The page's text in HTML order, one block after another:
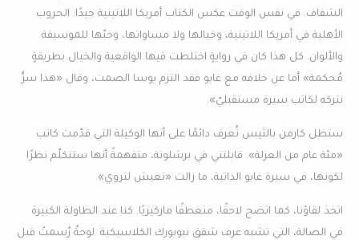
الشفاف. في نفس الوقت عكس الكتاب أمريكا اللاتينية جيدًا: الحروب
الأهلية في أمريكا اللاتينية، وخيالها ولا مساواتها، وحبّها للموسيقة
والألوان. كل هذا كان في روايةٍ اختلطت فيها الواقعية والخيال بطريقةٍ
مُحكمة» أما عن خلافه مع غابو فقد التزم يوسا الصمت، وقال «هذا سرٌّ
نتركه لكاتب سيرة مستقبليّ».
ستظل كارمن بالثيس تُعرف دائمًا على أنها الوكيلة التي قدّمت كاتب
«مئة عام من العزلة». قابلتني في برشلونة، متفهمةً أنها ستتكلّم نظرًا
لكونها، في سيرة غابو الذاتية، ما زالت «تعيش لتروي».
اتخذ لقاؤنا، كما اتضح لاحقًا، منعطفًا ماركيزيًا. كنا عند الطاولة الكبيرة
في الصالة، التي تشبه غرف شقق نيويورك الكلاسيكية. لوحةٌ رُسمتْ قبل